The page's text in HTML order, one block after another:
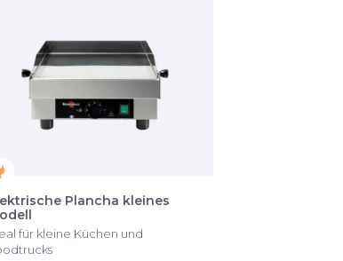
Plancha kleines
für kleine Küchen und